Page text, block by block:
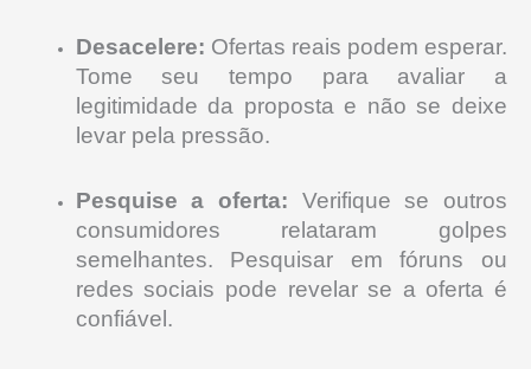
Desacelere: Ofertas reais podem esperar.
Tome seu tempo para avaliar a
legitimidade da proposta e não se deixe
levar pela pressão.
Pesquise a oferta: Verifique se outros
consumidores relataram golpes
semelhantes. Pesquisar em fóruns ou
redes sociais pode revelar se a oferta é
confiável.